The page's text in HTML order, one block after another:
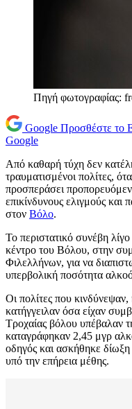
Πηγή φωτογραφίας:
Google Προσθέστε το
Google
Από καθαρή τύχη δεν
τραυματισμένοι πολίτες,
προσπεράσει
επικίνδυνους ελιγμούς και
στον Βόλο.
Το περιστατικό συνέβη
κέντρο του Βόλου, στην
Φιλελλήνων, για να
υπερβολική ποσότητα
Οι πολίτες που
κατήγγειλαν όσα είχαν
Τροχαίας βόλου υπέβαλαν
καταγράφηκαν 2,45 μγρ
οδηγός και ασκήθηκε δίωξη
υπό την επήρεια μέθης.